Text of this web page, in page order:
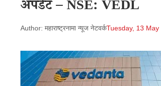
अपडेट – NSE: VEDL
Author: महाराष्ट्रनामा न्यूज नेटवर्कTuesday, 13